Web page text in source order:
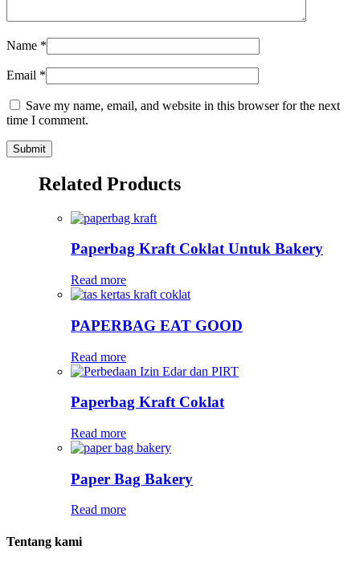
Name *
Email *
Save my name, email, and website in this browser for the next
time I comment.
Related Products
Paperbag Kraft Coklat Untuk Bakery
Read more
PAPERBAG EAT GOOD
Read more
Paperbag Kraft Coklat
Read more
Paper Bag Bakery
Read more
Tentang kami